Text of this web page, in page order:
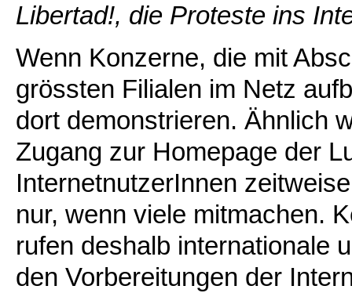
Libertad!, die Proteste ins
Wenn Konzerne, die mit
grössten Filialen im Netz
dort demonstrieren. Ähnlich
Zugang zur Homepage der
InternetnutzerInnen
nur, wenn viele mitmachen.
rufen deshalb internationale
den Vorbereitungen der